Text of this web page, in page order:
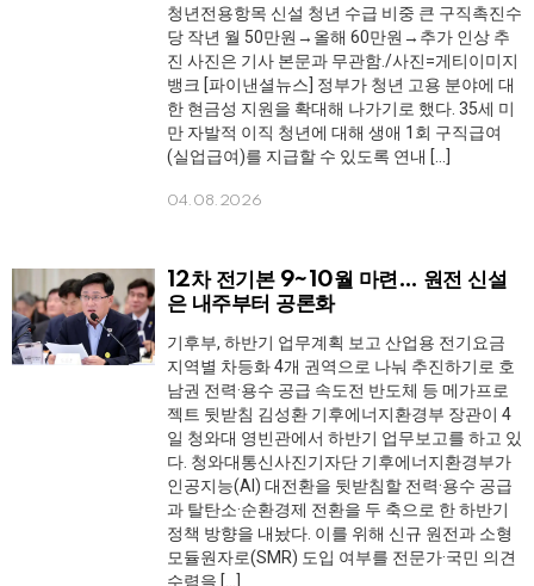
청년전용항목 신설 청년 수급 비중 큰 구직촉진수
당 작년 월 50만원→올해 60만원→추가 인상 추
진 사진은 기사 본문과 무관함./사진=게티이미지
뱅크 [파이낸셜뉴스] 정부가 청년 고용 분야에 대
한 현금성 지원을 확대해 나가기로 했다. 35세 미
만 자발적 이직 청년에 대해 생애 1회 구직급여
(실업급여)를 지급할 수 있도록 연내 […]
04.08.2026
12차 전기본 9~10월 마련… 원전 신설
은 내주부터 공론화
기후부, 하반기 업무계획 보고 산업용 전기요금
지역별 차등화 4개 권역으로 나눠 추진하기로 호
남권 전력·용수 공급 속도전 반도체 등 메가프로
젝트 뒷받침 김성환 기후에너지환경부 장관이 4
일 청와대 영빈관에서 하반기 업무보고를 하고 있
다. 청와대통신사진기자단 기후에너지환경부가
인공지능(AI) 대전환을 뒷받침할 전력·용수 공급
과 탈탄소·순환경제 전환을 두 축으로 한 하반기
정책 방향을 내놨다. 이를 위해 신규 원전과 소형
모듈원자로(SMR) 도입 여부를 전문가·국민 의견
수렴을 […]